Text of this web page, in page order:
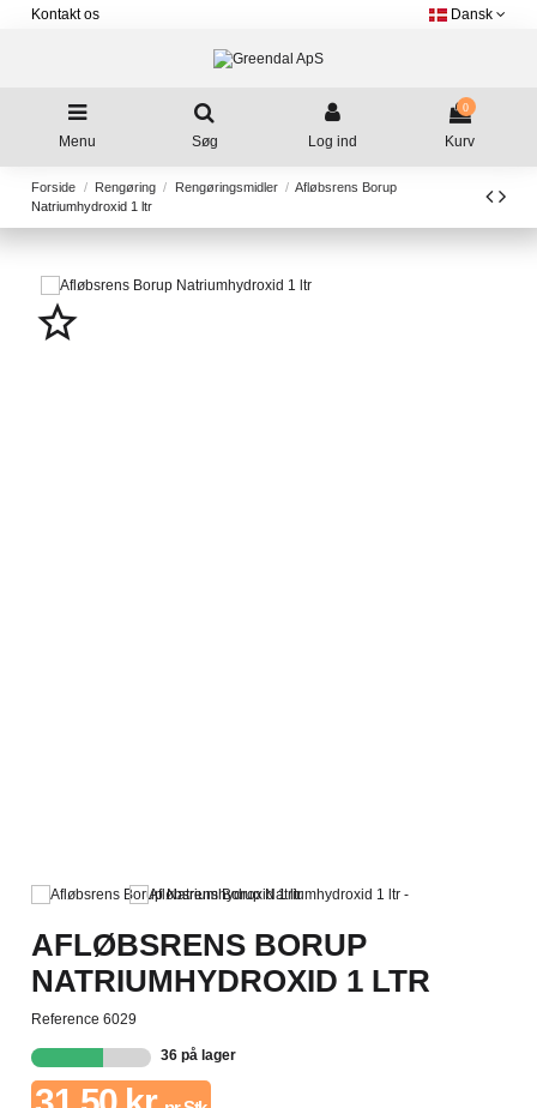
Kontakt os Dansk
Menu Søg Log ind
0
Kurv
Forside Rengøring Rengøringsmidler
Afløbsrens Borup
Natriumhydroxid 1 ltr
star_border
AFLØBSRENS BORUP
NATRIUMHYDROXID 1 LTR
Reference 6029
36 på lager